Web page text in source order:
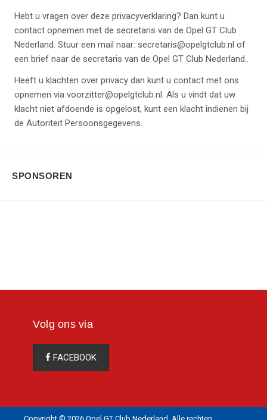
Hebt u vragen over deze privacyverklaring? Dan kunt u
contact opnemen met de secretaris van de Opel GT Club
Nederland. Stuur een mail naar: secretaris@opelgtclub.nl of
een brief naar de secretaris van de Opel GT Club Nederland..
Heeft u klachten over privacy dan kunt u contact met ons
opnemen via voorzitter@opelgtclub.nl. Als u vindt dat uw
klacht niet afdoende is opgelost, kunt een klacht indienen bij
de Autoriteit Persoonsgegevens.
SPONSOREN
Volg ons via
FACEBOOK